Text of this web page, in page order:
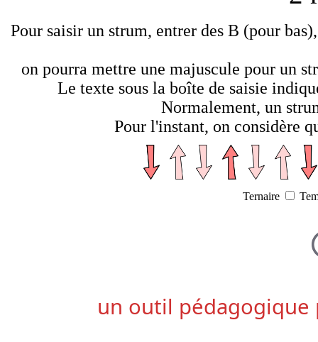
Pour saisir un strum, entrer des B (pour
on pourra mettre une majuscule pour un
Le texte sous la boîte de saisie
Normalement, un
Pour l'instant, on considère
Ternaire
un outil